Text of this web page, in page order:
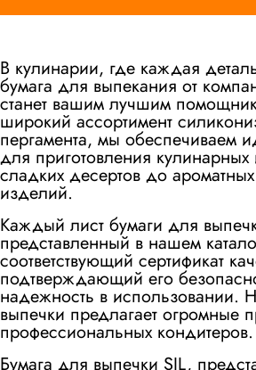
В кулинарии, где каждая
бумага для выпекания от
станет вашим лучшим
широкий ассортимент
пергамента, мы обеспечиваем
для приготовления
сладких десертов до
изделий.
Каждый лист бумаги для
представленный в нашем
соответствующий сертификат
подтверждающий его
надежность в использовании.
выпечки предлагает огромные
профессиональных кондитеров.
Бумага для выпечки SIL,